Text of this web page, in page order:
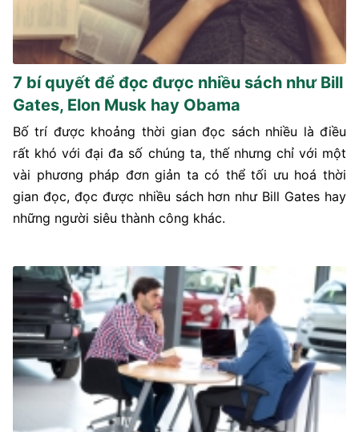
7 bí quyết để đọc được nhiều sách như Bill
Gates, Elon Musk hay Obama
Bố trí được khoảng thời gian đọc sách nhiều là điều
rất khó với đại đa số chúng ta, thế nhưng chỉ với một
vài phương pháp đơn giản ta có thể tối ưu hoá thời
gian đọc, đọc được nhiều sách hơn như Bill Gates hay
những người siêu thành công khác.